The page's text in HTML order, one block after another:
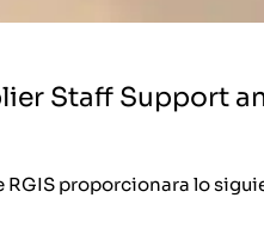
Staff Support
RGIS proporcionara lo